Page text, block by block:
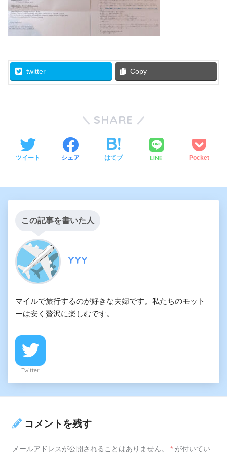
twitter Copy
SHARE
ツイート シェア はてブ LINE Pocket
この記事を書いた人
YYY
マイルで旅行するのが好きな夫婦です。私たちのモット
ーは安く贅沢に楽しむです。
Twitter
コメントを残す
メールアドレスが公開されることはありません。 * が付いてい